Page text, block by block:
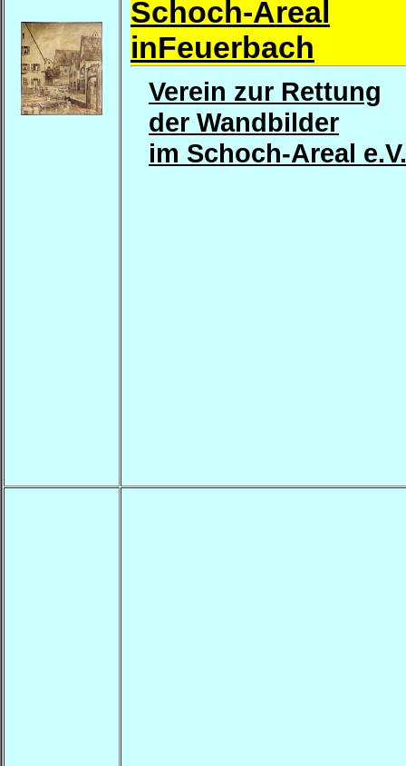
Schoch-Areal
inFeuerbach
Verein zur Rettung
der Wandbilder
im Schoch-Areal e.V.